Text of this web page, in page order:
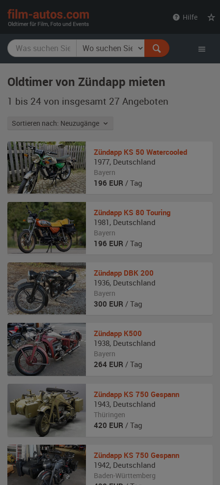
Hilfe
Oldtimer von Zündapp mieten
1 bis 24 von insgesamt 27 Angeboten
Sortieren nach: Neuzugänge
Zündapp KS 50 Watercooled
1977, Deutschland
Bayern
196 EUR / Tag
Zündapp KS 80 Touring
1981 , Deutschland
Bayern
196 EUR / Tag
Zündapp DBK 200
1936, Deutschland
Bayern
300 EUR / Tag
Zündapp K500
1938, Deutschland
Bayern
264 EUR / Tag
Zündapp KS 750 Gespann
1943, Deutschland
Thüringen
420 EUR / Tag
Zündapp KS 750 Gespann
1942, Deutschland
Baden-Württemberg